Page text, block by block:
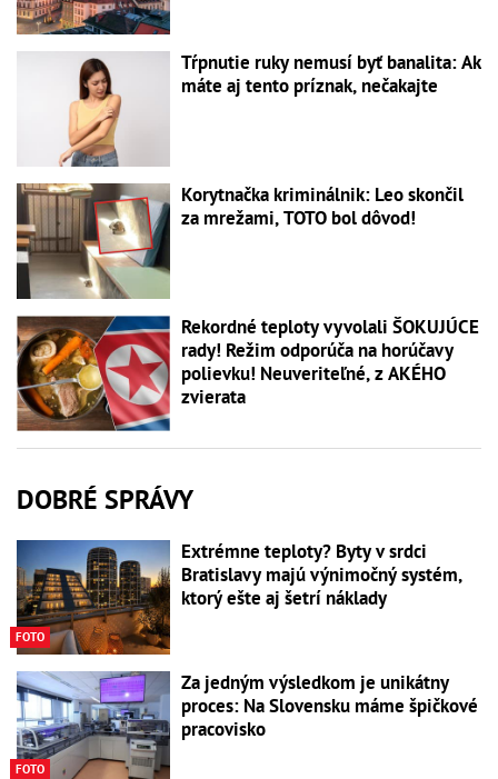
Tŕpnutie ruky nemusí byť banalita: Ak
máte aj tento príznak, nečakajte
Korytnačka kriminálnik: Leo skončil
za mrežami, TOTO bol dôvod!
Rekordné teploty vyvolali ŠOKUJÚCE
rady! Režim odporúča na horúčavy
polievku! Neuveriteľné, z AKÉHO
zvierata
DOBRÉ SPRÁVY
FOTO
Extrémne teploty? Byty v srdci
Bratislavy majú výnimočný systém,
ktorý ešte aj šetrí náklady
FOTO
Za jedným výsledkom je unikátny
proces: Na Slovensku máme špičkové
pracovisko